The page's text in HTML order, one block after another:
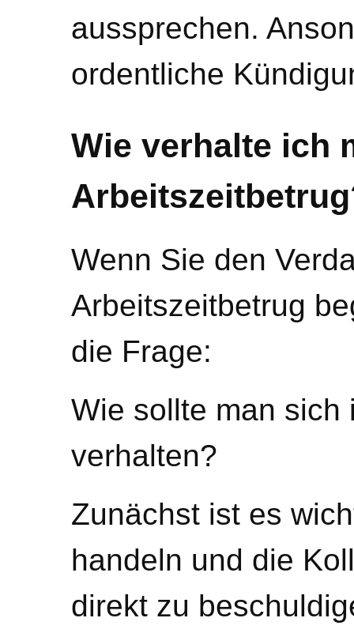
aussprechen.
ordentliche
Wie verhalte ich
Wenn Sie den
Arbeitszeitbetrug
die Frage:
Wie sollte man sich
verhalten?
Zunächst ist es
handeln und die
direkt zu